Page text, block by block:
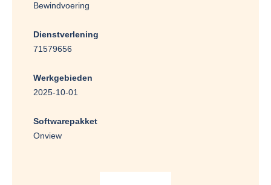
Bewindvoering
Dienstverlening
71579656
Werkgebieden
2025-10-01
Softwarepakket
Onview